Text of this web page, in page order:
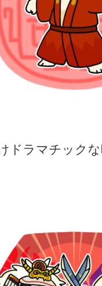
ドラマチックな